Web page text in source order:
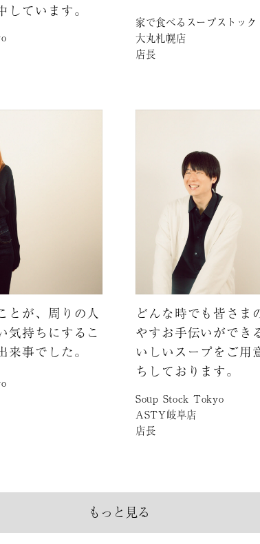
しています。
家で食べるスープストッ
大丸札幌店
店長
とが、周りの人
気持ちにするこ
来事でした。
どんな時でも皆さま
やすお手伝いができ
いしいスープをご用
ちしております。
Soup Stock Tokyo
ASTY岐阜店
店長
もっと見る